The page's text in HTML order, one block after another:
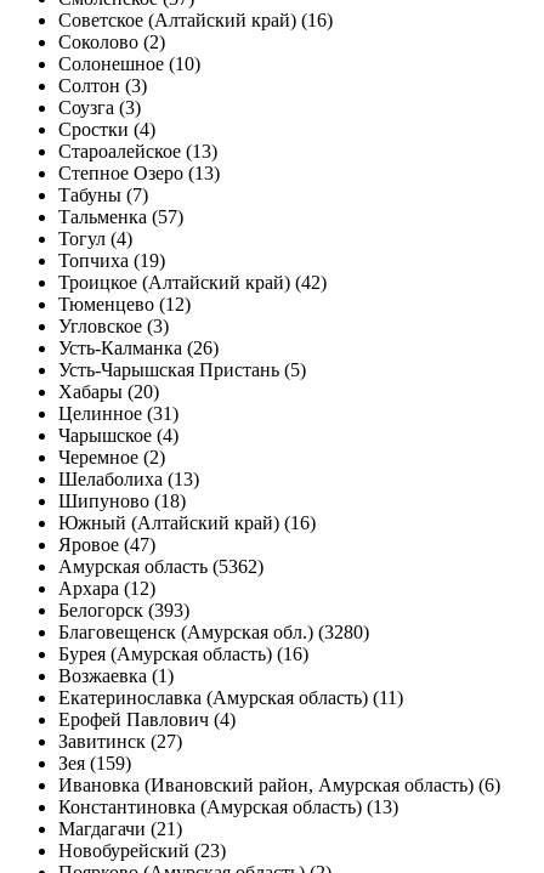
Советское (Алтайский край) (16)
Соколово (2)
Солонешное (10)
Солтон (3)
Соузга (3)
Сростки (4)
Староалейское (13)
Степное Озеро (13)
Табуны (7)
Тальменка (57)
Тогул (4)
Топчиха (19)
Троицкое (Алтайский край) (42)
Тюменцево (12)
Угловское (3)
Усть-Калманка (26)
Усть-Чарышская Пристань (5)
Хабары (20)
Целинное (31)
Чарышское (4)
Черемное (2)
Шелаболиха (13)
Шипуново (18)
Южный (Алтайский край) (16)
Яровое (47)
Амурская область (5362)
Архара (12)
Белогорск (393)
Благовещенск (Амурская обл.) (3280)
Бурея (Амурская область) (16)
Возжаевка (1)
Екатеринославка (Амурская область) (11)
Ерофей Павлович (4)
Завитинск (27)
Зея (159)
Ивановка (Ивановский район, Амурская область) (6)
Константиновка (Амурская область) (13)
Магдагачи (21)
Новобурейский (23)